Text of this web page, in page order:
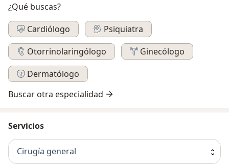
¿Qué buscas?
Cardiólogo
Psiquiatra
Otorrinolaringólogo
Ginecólogo
Dermatólogo
Buscar otra especialidad
Servicios
Cirugía general